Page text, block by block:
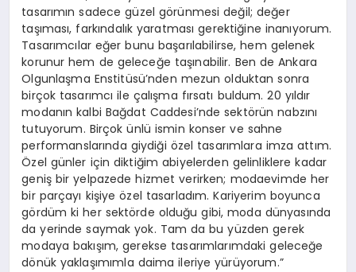
tasarımın sadece güzel görünmesi değil; değer
taşıması, farkındalık yaratması gerektiğine inanıyorum.
Tasarımcılar eğer bunu başarılabilirse, hem gelenek
korunur hem de geleceğe taşınabilir. Ben de Ankara
Olgunlaşma Enstitüsü’nden mezun olduktan sonra
birçok tasarımcı ile çalışma fırsatı buldum. 20 yıldır
modanın kalbi Bağdat Caddesi’nde sektörün nabzını
tutuyorum. Birçok ünlü ismin konser ve sahne
performanslarında giydiği özel tasarımlara imza attım.
Özel günler için diktiğim abiyelerden gelinliklere kadar
geniş bir yelpazede hizmet verirken; modaevimde her
bir parçayı kişiye özel tasarladım. Kariyerim boyunca
gördüm ki her sektörde olduğu gibi, moda dünyasında
da yerinde saymak yok. Tam da bu yüzden gerek
modaya bakışım, gerekse tasarımlarımdaki geleceğe
dönük yaklaşımımla daima ileriye yürüyorum.”